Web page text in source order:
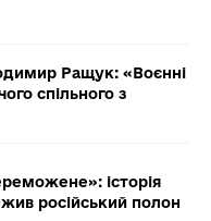
Ращук: «Воєнні
спільного з
історія
російський полон